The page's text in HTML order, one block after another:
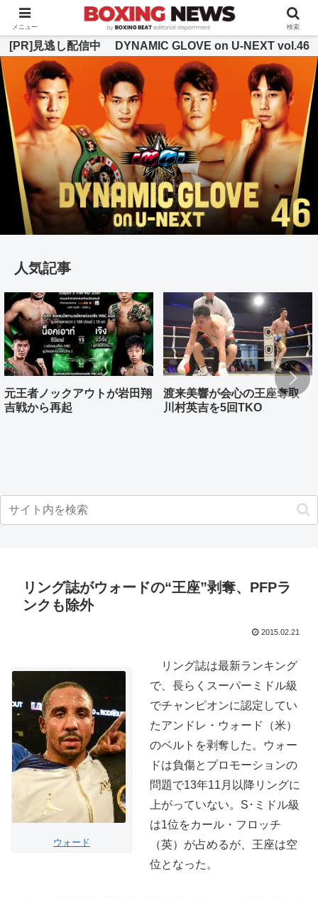
BOXING BEAT [ボクシング・ビート] 公式サイト
[PR]見逃し配信中 DYNAMIC GLOVE on U-NEXT vol.46
人気記事
元王者ノックアウトが岩田翔
吉戦から再起
渡来美響が会心の王座奪取
川村英吉を5回TKO
リング誌がウォードの“王座”剥奪、PFPラ
ンクも除外
2015.02.21
ウォード
リング誌は最新ランキング
で、長らくスーパーミドル級
でチャンピオンに認定してい
たアンドレ・ウォード（米）
のベルトを剥奪した。ウォー
ドは負傷とプロモーションの
問題で13年11月以降リングに
上がっていない。S･ミドル級
は1位をカール・フロッチ
（英）が占めるが、王座は空
位となった。
メニュー 検索